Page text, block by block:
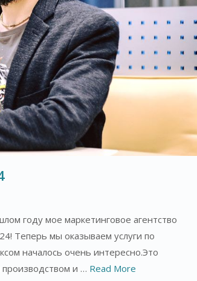
году мое маркетинговое агентство
Теперь мы оказываем услуги по
началось очень интересно.Это
и … Read More